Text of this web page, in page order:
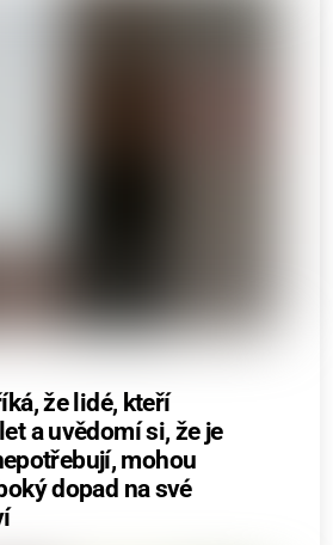
že lidé, kteří
a uvědomí si, že je
mohou
dopad na své